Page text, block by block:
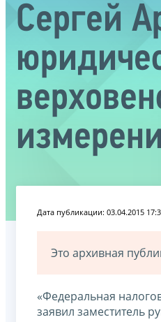
Сергей
Дата публикации: 03.04.2015
Это архивная
«Федеральная
заявил заместитель